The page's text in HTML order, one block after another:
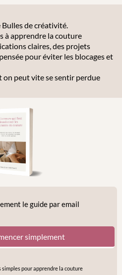
Bulles de créativité.
à apprendre la couture
claires, des projets
pour éviter les blocages et
on peut vite se sentir perdue
le guide par email
simplement
simples pour apprendre la couture